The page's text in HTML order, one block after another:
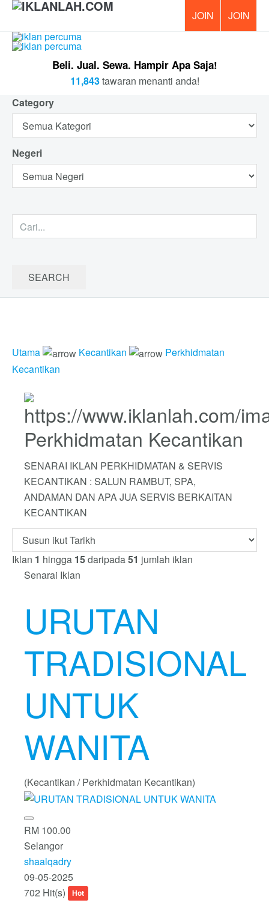
Beli. Jual. Sewa. Hampir Apa Saja!
11,843tawaran menanti anda!
Category
Negeri
Utama Kecantikan
Perkhidmatan
Kecantikan
Perkhidmatan Kecantikan
SENARAI IKLAN PERKHIDMATAN & SERVIS
KECANTIKAN : SALUN RAMBUT, SPA,
ANDAMAN DAN APA JUA SERVIS BERKAITAN
KECANTIKAN
Iklan 1 hingga 15daripada51 jumlah iklan
Senarai Iklan
URUTAN
TRADISIONAL
UNTUK
WANITA
(Kecantikan / Perkhidmatan Kecantikan)
RM 100.00
Selangor
shaalqadry
09-05-2025
702 Hit(s)
Hot